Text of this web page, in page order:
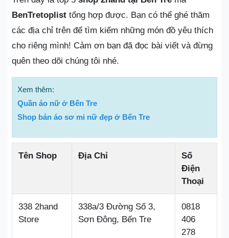
BenTretoplist tổng hợp được. Bạn có thể ghé thăm
các địa chỉ trên để tìm kiếm những món đồ yêu thích
cho riêng mình! Cảm ơn bạn đã đọc bài viết và đừng
quên theo dõi chúng tôi nhé.
Xem thêm:
Quần áo nữ ở Bến Tre
Shop bán áo sơ mi nữ đẹp ở Bến Tre
Tên Shop Địa Chỉ
Số
Điện
Thoại
338 2hand
Store
338a/3 Đường Số 3,
Sơn Đông, Bến Tre
0818
406
278